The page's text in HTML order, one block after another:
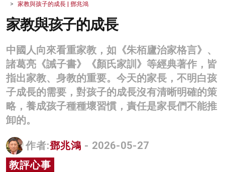
生活
健康
商業
科技
影片
名家榜
關於我們
家教與孩子的成長 | 鄧兆鴻
家教與孩子的成長
中國人向來看重家教，如《朱栢廬治家格言》、
諸葛亮《誡子書》《顏氏家訓》等經典著作，皆
指出家教、身教的重要。今天的家長，不明白孩
子成長的需要，對孩子的成長沒有清晰明確的策
略，養成孩子種種壞習慣，責任是家長們不能推
卸的。
作者:鄧兆鴻 - 2026-05-27
教評心事